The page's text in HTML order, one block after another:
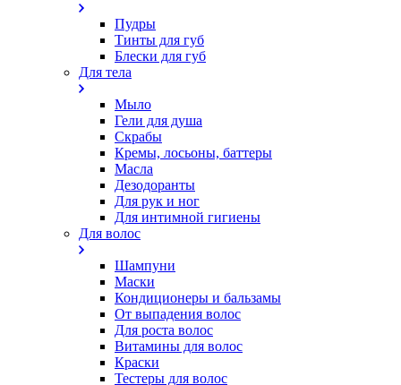
Пудры
Тинты для губ
Блески для губ
Для тела
Мыло
Гели для душа
Скрабы
Кремы, лосьоны, баттеры
Масла
Дезодоранты
Для рук и ног
Для интимной гигиены
Для волос
Шампуни
Маски
Кондиционеры и бальзамы
От выпадения волос
Для роста волос
Витамины для волос
Краски
Тестеры для волос